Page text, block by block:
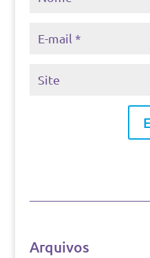
Arquivos